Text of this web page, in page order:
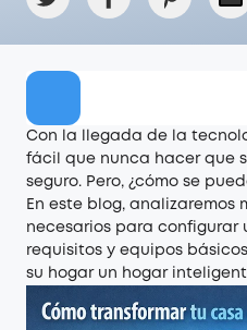
Con la llegada de la
fácil que nunca hacer que
seguro. Pero, ¿cómo se
En este blog, analizaremos
necesarios para configurar
requisitos y equipos
su hogar un hogar